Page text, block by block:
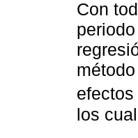
Con
los